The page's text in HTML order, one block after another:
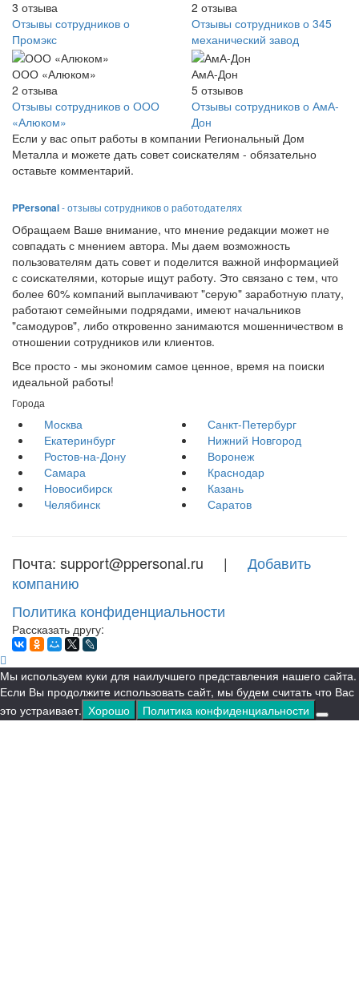
3 отзыва
Отзывы сотрудников о
Промэкс
2 отзыва
Отзывы сотрудников о 345
механический завод
ООО «Алюком»
2 отзыва
Отзывы сотрудников о ООО
«Алюком»
АмА-Дон
5 отзывов
Отзывы сотрудников о АмА-
Дон
Если у вас опыт работы в компании Региональный Дом
Металла и можете дать совет соискателям - обязательно
оставьте комментарий.
PPersonal- отзывы сотрудников о работодателях
Обращаем Ваше внимание, что мнение редакции может не
совпадать с мнением автора. Мы даем возможность
пользователям дать совет и поделится важной информацией
с соискателями, которые ищут работу. Это связано с тем, что
более 60% компаний выплачивают "серую" заработную плату,
работают семейными подрядами, имеют начальников
"самодуров", либо откровенно занимаются мошенничеством в
отношении сотрудников или клиентов.
Все просто - мы экономим самое ценное, время на поиски
идеальной работы!
Города
Москва
Санкт-Петербург
Екатеринбург
Нижний Новгород
Ростов-на-Дону
Воронеж
Самара
Краснодар
Новосибирск
Казань
Челябинск
Саратов
Почта: support@ppersonal.ru | Добавить
компанию
Политика конфиденциальности
Рассказать другу:
Мы используем куки для наилучшего представления нашего сайта.
Если Вы продолжите использовать сайт, мы будем считать что Вас
это устраивает. Хорошо Политика конфиденциальности